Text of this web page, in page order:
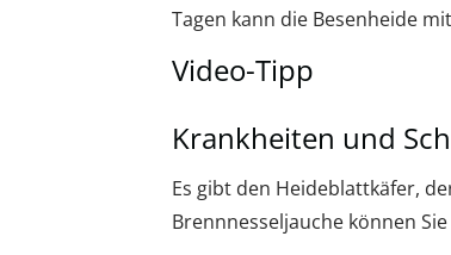
Tagen kann die Besenheide
Video-Tipp
Krankheiten und
Es gibt den Heideblattkäfer,
Brennnesseljauche können